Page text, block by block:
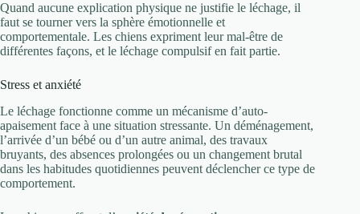
Quand aucune explication physique ne justifie le léchage, il
faut se tourner vers la sphère émotionnelle et
comportementale. Les chiens expriment leur mal-être de
différentes façons, et le léchage compulsif en fait partie.
Stress et anxiété
Le léchage fonctionne comme un mécanisme d’auto-
apaisement face à une situation stressante. Un déménagement,
l’arrivée d’un bébé ou d’un autre animal, des travaux
bruyants, des absences prolongées ou un changement brutal
dans les habitudes quotidiennes peuvent déclencher ce type de
comportement.